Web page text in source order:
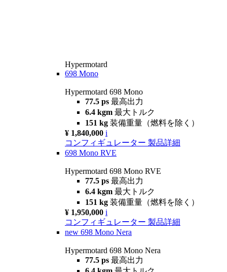
Hypermotard
698 Mono
Hypermotard 698 Mono
77.5 ps 最高出力
6.4 kgm 最大トルク
151 kg 装備重量（燃料を除く）
¥ 1,840,000 i
コンフィギュレーター 製品詳細
698 Mono RVE
Hypermotard 698 Mono RVE
77.5 ps 最高出力
6.4 kgm 最大トルク
151 kg 装備重量（燃料を除く）
¥ 1,950,000 i
コンフィギュレーター 製品詳細
new 698 Mono Nera
Hypermotard 698 Mono Nera
77.5 ps 最高出力